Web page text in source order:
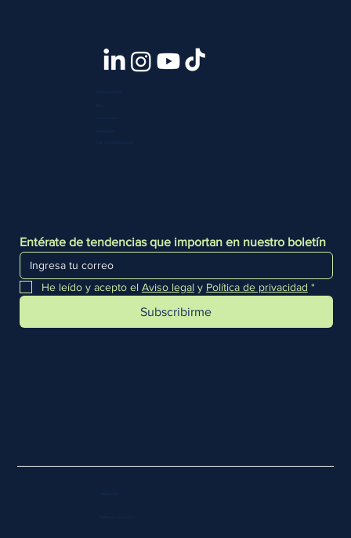
Entérate de tendencias que importan en nuestro boletín
He leído y acepto el Aviso legal y Política de privacidad *
Subscribirme